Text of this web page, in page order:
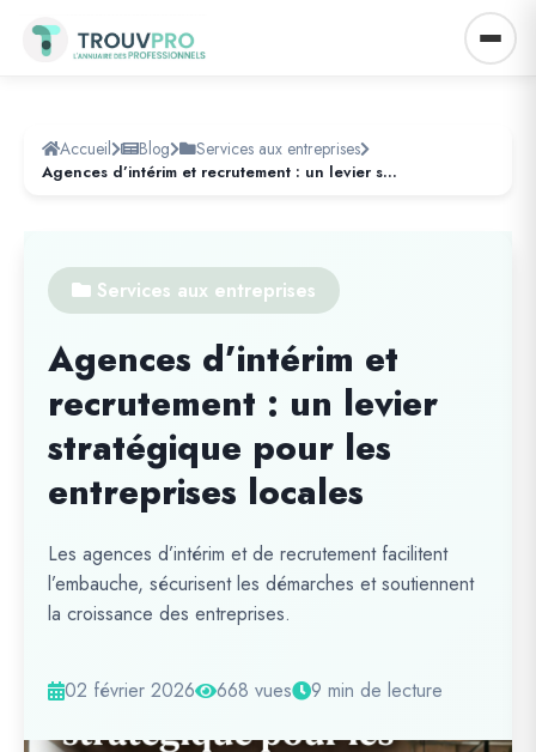
Accueil Blog Services aux entreprises
Agences d’intérim et recrutement : un levier stratégique pour les entreprises locales
Services aux entreprises
Agences d’intérim et
recrutement : un levier
stratégique pour les
entreprises locales
Les agences d’intérim et de recrutement facilitent
l’embauche, sécurisent les démarches et soutiennent
la croissance des entreprises.
02 février 2026 668 vues 9 min de lecture